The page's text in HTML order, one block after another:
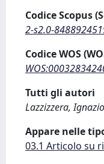
Codice Scopus
2-s2.0-
Codice WOS
Tutti gli autori
Lazzizzera,
Appare nelle
03.1 Articolo su